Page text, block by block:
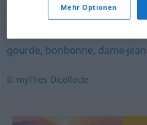
gourde, bonbonne, dame-
© myThes Dicollecte
Mehr Optionen